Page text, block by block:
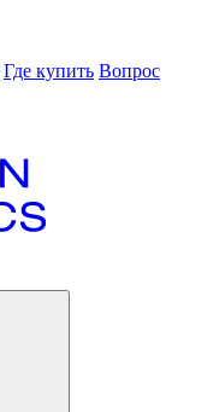
Где купить Вопрос